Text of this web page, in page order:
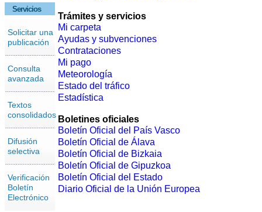
Servicios
Solicitar una
publicación
Consulta
avanzada
Textos
consolidados
Difusión
selectiva
Verificación
Boletín
Electrónico
Trámites y servicios
Mi carpeta
Ayudas y subvenciones
Contrataciones
Mi pago
Meteorología
Estado del tráfico
Estadística
Boletines oficiales
Boletín Oficial del País Vasco
Boletín Oficial de Álava
Boletín Oficial de Bizkaia
Boletín Oficial de Gipuzkoa
Boletín Oficial del Estado
Diario Oficial de la Unión Europea